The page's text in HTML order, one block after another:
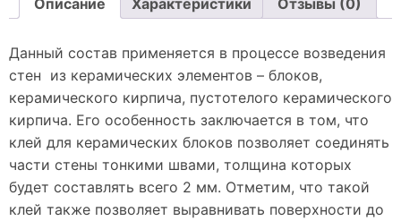
Описание Характеристики Отзывы (0)
Данный состав применяется в процессе возведения
стен из керамических элементов – блоков,
керамического кирпича, пустотелого керамического
кирпича. Его особенность заключается в том, что
клей для керамических блоков позволяет соединять
части стены тонкими швами, толщина которых
будет составлять всего 2 мм. Отметим, что такой
клей также позволяет выравнивать поверхности до